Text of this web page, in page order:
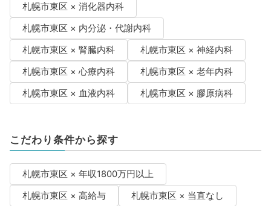
札幌市東区 × 消化器内科
札幌市東区 × 内分泌・代謝内科
札幌市東区 × 腎臓内科
札幌市東区 × 神経内科
札幌市東区 × 心療内科
札幌市東区 × 老年内科
札幌市東区 × 血液内科
札幌市東区 × 膠原病科
こだわり条件から探す
札幌市東区 × 年収1800万円以上
札幌市東区 × 高給与
札幌市東区 × 当直なし